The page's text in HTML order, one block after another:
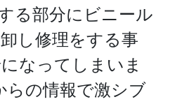
る部分にビニール
し修理をする事
なってしまいま
の情報で激シブ